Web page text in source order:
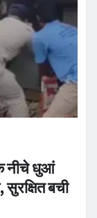
नीचे धुआं
बची